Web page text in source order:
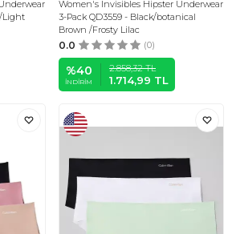
Light
Women's Invisibles Hipster Underwear
3-Pack QD3559 - Black/botanical
Brown /Frosty Lilac
0.0 (0)
%40
İNDIRIM
2.858,32TL
1.714,99 TL